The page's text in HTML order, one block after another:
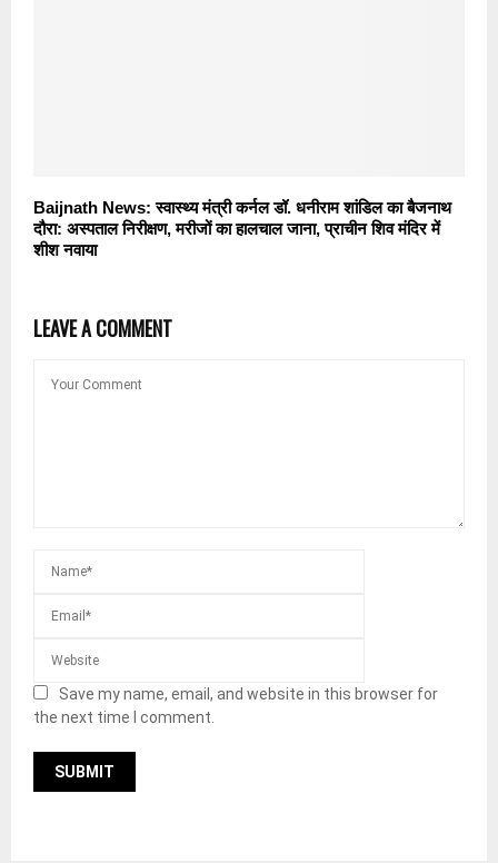
Baijnath News: स्वास्थ्य मंत्री कर्नल डॉ. धनीराम शांडिल का बैजनाथ
दौरा: अस्पताल निरीक्षण, मरीजों का हालचाल जाना, प्राचीन शिव मंदिर में
शीश नवाया
LEAVE A COMMENT
Save my name, email, and website in this browser for
the next time I comment.